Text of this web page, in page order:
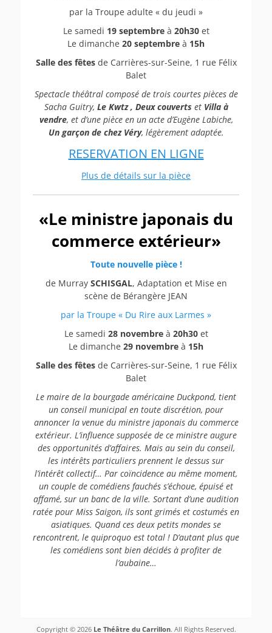
par la Troupe adulte « du jeudi »
Le samedi 19 septembre à 20h30et
Le dimanche 20 septembre à 15h
Salle des fêtesde Carrières-sur-Seine, 1 rue Félix
Balet
Spectacle théâtral composé de trois courtes pièces de
Sacha Guitry, Le Kwtz , Deux couverts et Villa à
vendre, et d’une pièce en un acte d’Eugène Labiche,
Un garçon de chez Véry, légèrement adaptée.
RESERVATION EN LIGNE
Plus de détails sur la pièce
«Le ministre japonais du
commerce extérieur»
Toute nouvelle pièce !
de Murray SCHISGAL, Adaptation et Mise en
scène de Bérangère JEAN
par la Troupe « Du Rire aux Larmes »
Le samedi 28 novembre à 20h30et
Le dimanche 29 novembre à 15h
Salle des fêtesde Carrières-sur-Seine, 1 rue Félix
Balet
Le maire de la bourgade américaine Duckpond, tient
un conseil municipal en toute discrétion, pour
annoncer la venue du ministre japonais du commerce
extérieur. L’influence supposée de ce ministre augure
des opportunités d’affaires. Mais au sein du conseil,
les intérêts particuliers prennent le dessus sur
l’intérêt collectif… Par coïncidence au même moment,
un couple de comédiens fauchés s’échoue, épuisé et
affamé, sur un banc de la ville. Sortant d’une audition
ratée pour Miss Saigon, ils sont grimés et costumés en
asiatiques. Quand ces deux petits mondes se
rencontrent, le quiproquo est total ! D’autant plus que
les comédiens sont bien décidés à profiter de
l’aubaine…
Copyright © 2026 Le Théâtre du Carrillon. All Rights Reserved.